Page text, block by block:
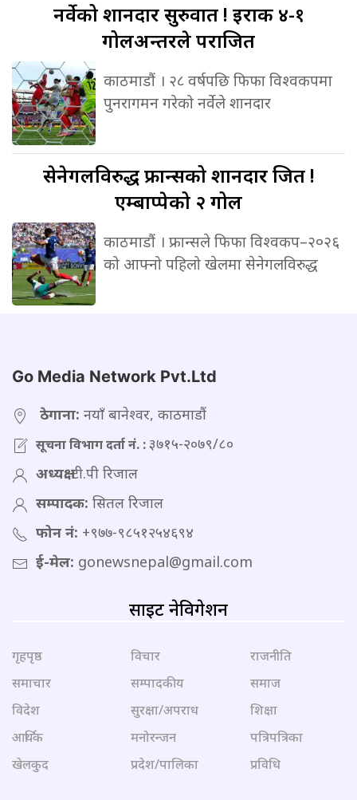
नर्वेकोशानदार सुरुवात ! इराक ४-१
गोलअन्तरले पराजित
काठमाडौं । २८ वर्षपछि फिफा विश्वकपमा
पुनरागमन गरेको नर्वेले शानदार
सेनेगलविरुद्धफ्रान्सको शानदार जित !
एम्बाप्पेको २ गोल
काठमाडौं । फ्रान्सले फिफा विश्वकप–२०२६
को आफ्नो पहिलो खेलमा सेनेगलविरुद्ध
Go Media Network Pvt.Ltd
ठेगाना: नयाँ बानेश्वर, काठमाडौं
सूचना विभाग दर्ता नं. :३७१५-२०७९/८०
अध्यक्ष:टी.पी रिजाल
सम्पादक: सितल रिजाल
फोन नं: +९७७-९८५१२५४६९४
ई-मेल: gonewsnepal@gmail.com
साइट नेविगेशन
गृहपृष्ठ
समाचार
विदेश
आर्थिक
खेलकुद
विचार
सम्पादकीय
सुरक्षा/अपराध
मनोरन्जन
प्रदेश/पालिका
राजनीति
समाज
शिक्षा
पत्रिपत्रिका
प्रविधि